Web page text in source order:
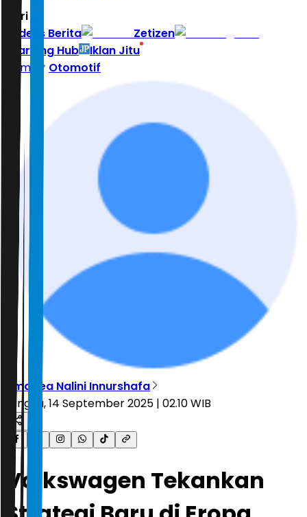
Hari ini
Indeks Berita
Zetizen
Learning Hub
Iklan Jitu
Home
Otomotif
Amadea Nalini Innurshafa
Minggu, 14 September 2025 | 02.10 WIB
Volkswagen Tekankan